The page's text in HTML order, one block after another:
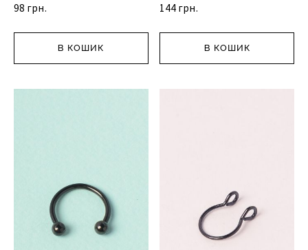
98 грн.
В КОШИК
144 грн.
В КОШИК